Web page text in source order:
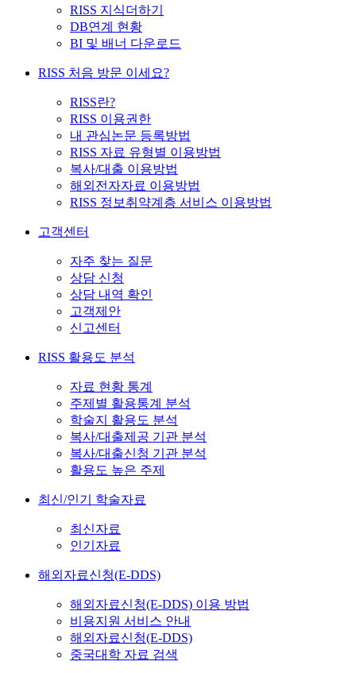
RISS 지식더하기
DB연계 현황
BI 및 배너 다운로드
RISS 처음 방문 이세요?
RISS란?
RISS 이용권한
내 관심논문 등록방법
RISS 자료 유형별 이용방법
복사/대출 이용방법
해외전자자료 이용방법
RISS 정보취약계층 서비스 이용방법
고객센터
자주 찾는 질문
상담 신청
상담 내역 확인
고객제안
신고센터
RISS 활용도 분석
자료 현황 통계
주제별 활용통계 분석
학술지 활용도 분석
복사/대출제공 기관 분석
복사/대출신청 기관 분석
활용도 높은 주제
최신/인기 학술자료
최신자료
인기자료
해외자료신청(E-DDS)
해외자료신청(E-DDS) 이용 방법
비용지원 서비스 안내
해외자료신청(E-DDS)
중국대학 자료 검색